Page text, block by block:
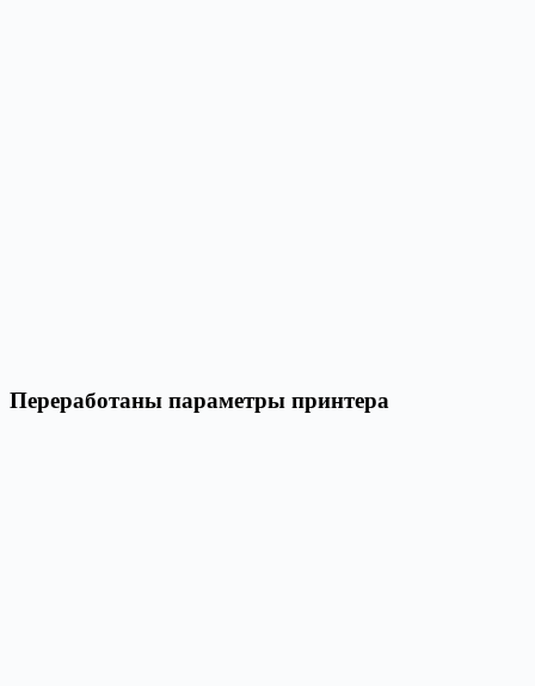
Переработаны параметры принтера